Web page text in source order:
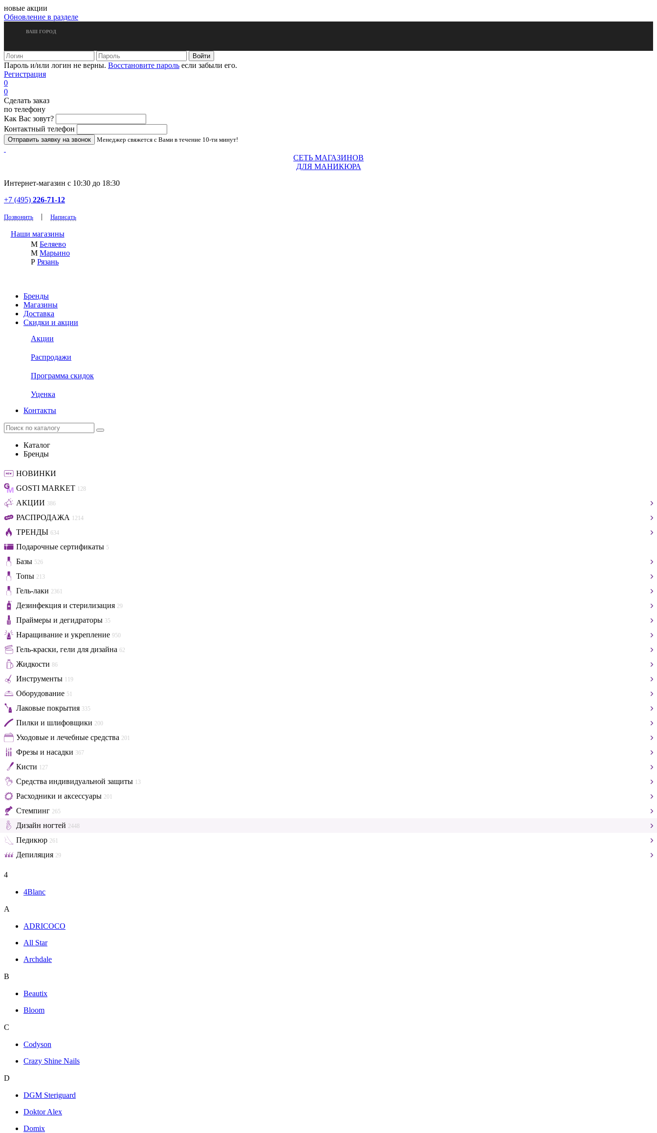
новые акции
Обновление в разделе
ВАШ ГОРОД
Пароль и/или логин не верны. Восстановите пароль если забыли его.
Регистрация
0
0
Сделать заказ
по телефону
Как Вас зовут?
Контактный телефон
Менеджер свяжется с Вами в течение 10-ти минут!
СЕТЬ МАГАЗИНОВ
ДЛЯ МАНИКЮРА
Интернет-магазин с 10:30 до 18:30
+7 (495) 226-71-12
Позвонить | Написать
Наши магазины
М Беляево
М Марьино
Р Рязань
Бренды
Магазины
Доставка
Скидки и акции
Акции
Распродажи
Программа скидок
Уценка
Контакты
Каталог
Бренды
НОВИНКИ
GOSTI MARKET 128
АКЦИИ 386
РАСПРОДАЖА 1214
ТРЕНДЫ 634
Подарочные сертификаты 5
Базы 526
Топы 213
Гель-лаки 2361
Дезинфекция и стерилизация 29
Праймеры и дегидраторы 35
Наращивание и укрепление 950
Гель-краски, гели для дизайна 62
Жидкости 86
Инструменты 119
Оборудование 51
Лаковые покрытия 335
Пилки и шлифовщики 200
Уходовые и лечебные средства 201
Фрезы и насадки 367
Кисти 127
Средства индивидуальной защиты 13
Расходники и аксессуары 201
Стемпинг 265
Дизайн ногтей 2448
Педикюр 261
Депиляция 29
4
4Blanc
A
ADRICOCO
All Star
Archdale
B
Beautix
Bloom
C
Codyson
Crazy Shine Nails
D
DGM Steriguard
Doktor Alex
Domix